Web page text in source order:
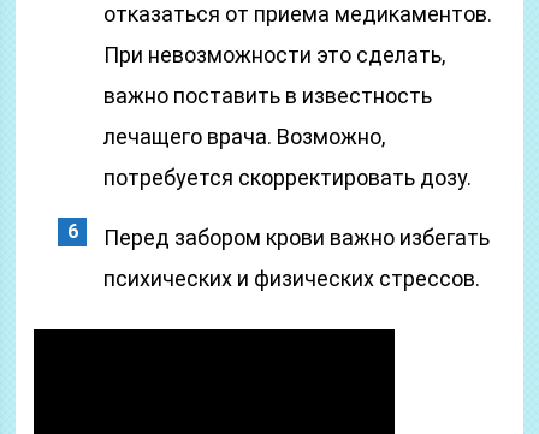
отказаться от приема медикаментов.
При невозможности это сделать,
важно поставить в известность
лечащего врача. Возможно,
потребуется скорректировать дозу.
Перед забором крови важно избегать
психических и физических стрессов.